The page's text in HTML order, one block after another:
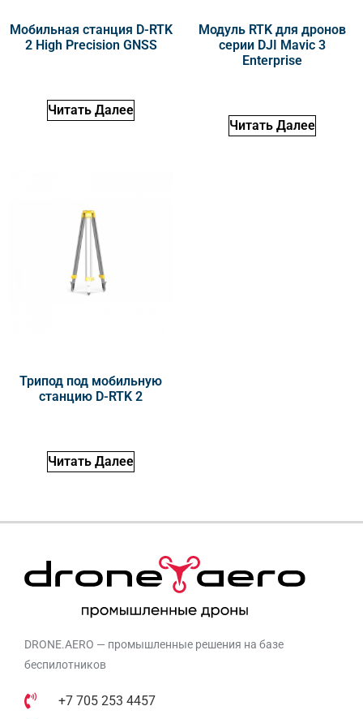
Мобильная станция D-RTK
2 High Precision GNSS
Читать Далее
Модуль RTK для дронов
серии DJI Mavic 3
Enterprise
Читать Далее
Трипод под мобильную
станцию D-RTK 2
Читать Далее
DRONE.AERO — промышленные решения на базе
беспилотников
+7 705 253 4457